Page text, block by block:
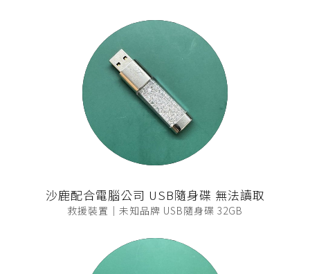
沙鹿配合電腦公司 USB隨身碟 無法讀取
救援裝置｜未知品牌 USB隨身碟 32GB